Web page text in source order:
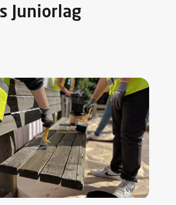
Juniorlag